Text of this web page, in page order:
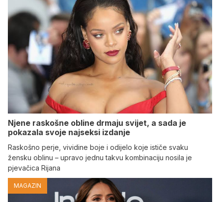
Njene raskošne obline drmaju svijet, a sada je
pokazala svoje najseksi izdanje
Raskošno perje, vividine boje i odijelo koje ističe svaku
žensku oblinu – upravo jednu takvu kombinaciju nosila je
pjevačica Rijana
MAGAZIN